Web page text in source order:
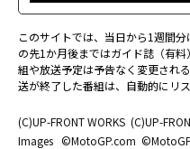
このサイトでは、当日から1週間
の先1か月後まではガイド誌（有
組や放送予定は予告なく変更され
送が終了した番組は、自動的にリ
(C)UP-FRONT WORKS (C)UP-
Images ©MotoGP.com